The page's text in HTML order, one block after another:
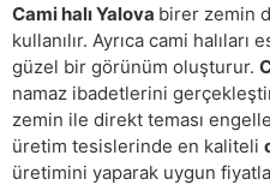
Cami halı Yalova birer zemin
kullanılır. Ayrıca cami
güzel bir görünüm oluşturur.
namaz ibadetlerini
zemin ile direkt teması
üretim tesislerinde en kaliteli
üretimini yaparak uygun